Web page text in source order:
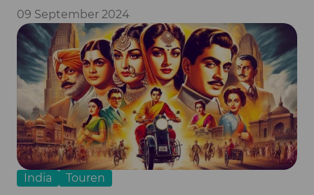
09 September 2024
India Touren